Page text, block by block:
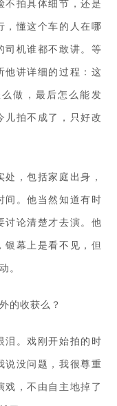
不拍具体细节，还是
，懂这个车的人在哪
司机谁都不敢讲。等
他讲详细的过程：这
做，最后怎么能发
儿拍不成了，只好改
，包括家庭出身，
间。他当然知道有时
讨论清楚才去演。他
银幕上是看不见，但
。
的收获么？
泪。戏刚开始拍的时
说没问题，我很尊重
戏，不由自主地掉了